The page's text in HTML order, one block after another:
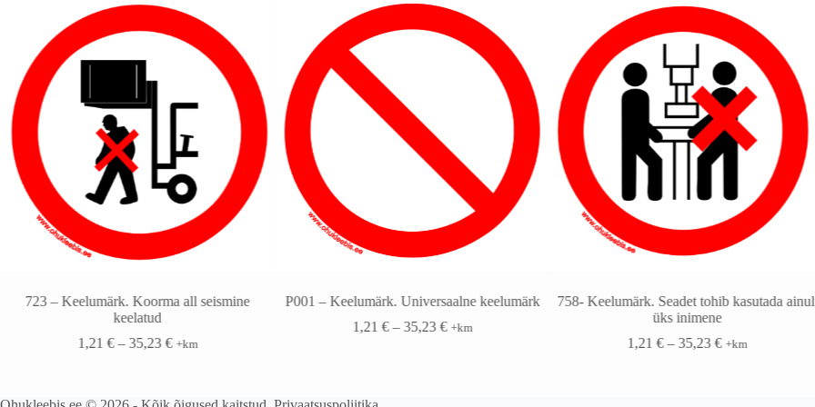
723 – Keelumärk. Koorma all seismine
keelatud
1,21€ – 35,23€ +km
P001 – Keelumärk. Universaalne keelumärk
1,21€ – 35,23€ +km
758- Keelumärk. Seadet tohib kasutada
üks inimene
1,21€ – 35,23€ +km